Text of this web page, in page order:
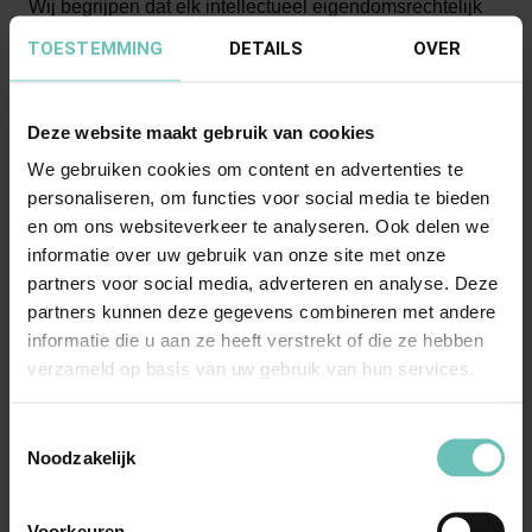
TOESTEMMING DETAILS OVER
Deze website maakt gebruik van cookies
We gebruiken cookies om content en advertenties te
personaliseren, om functies voor social media te bieden
en om ons websiteverkeer te analyseren. Ook delen we
informatie over uw gebruik van onze site met onze
partners voor social media, adverteren en analyse. Deze
partners kunnen deze gegevens combineren met andere
informatie die u aan ze heeft verstrekt of die ze hebben
verzameld op basis van uw gebruik van hun services.
Noodzakelijk
Wij begrijpen dat elk intellectueel eigendomsrechtelijk
vraagstuk uniek is. Daarom bieden wij
beste strategie bepalen en u begeleiden gedurende het
gehele proces. Wij streven naar een efficiënte en
effectieve aanpak, waarbij we altijd streven naar de best
mogelijke resultaten voor onze cliënten.
Waarom kiezen voor onze
intellectueel
advocaten?
auteursrecht, tot handelsnamen, merken en modellen;